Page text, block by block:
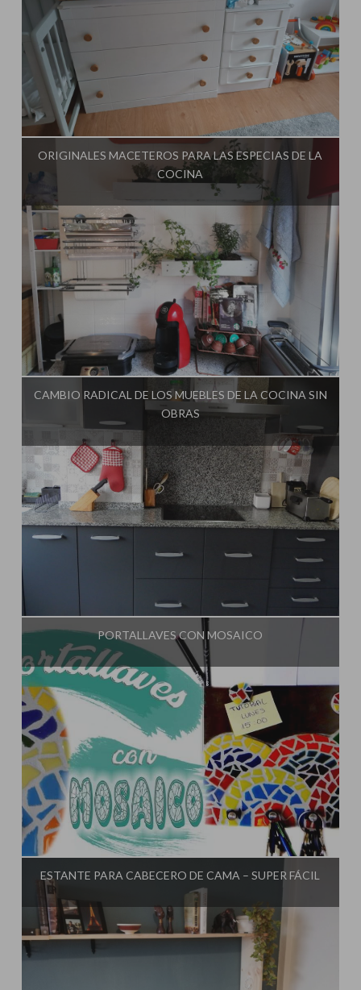
ORIGINALES MACETEROS PARA LAS ESPECIAS DE LA
COCINA
Influencer:El Taller de Ire
CAMBIO RADICAL DE LOS MUEBLES DE LA COCINA SIN
OBRAS
PORTALLAVES CON MOSAICO
Influencer:El Taller de Ire
ESTANTE PARA CABECERO DE CAMA – SUPER FÁCIL